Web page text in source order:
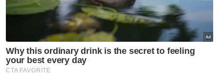
"Wanita tersebut bersama rakannya
kemudian menanam bangkai anjing tersebut
di dua lokasi kawasan tanah lapang sekitar
tempat haiwan itu ditemui mati.
"Siasatan awal mendapati kawasan tempat